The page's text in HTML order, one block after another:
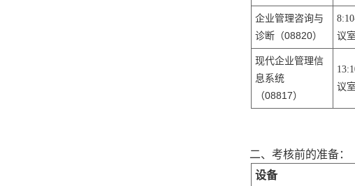
企业管理咨询与
诊断（08820）
议室
现代企业管理信
息系统
（08817）
议室
二、考核前的准备：
设备